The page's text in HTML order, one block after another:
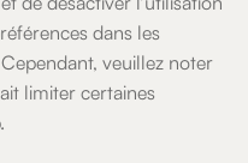
dans les
veuillez noter
limiter certaines